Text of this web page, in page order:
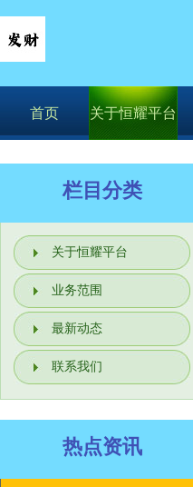
首页 关于恒耀平台
栏目分类
关于恒耀平台
业务范围
最新动态
联系我们
热点资讯